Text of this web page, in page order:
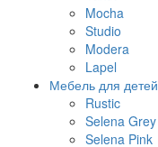
Mocha
Studio
Modera
Lapel
Мебель для детей
Rustic
Selena Grey
Selena Pink